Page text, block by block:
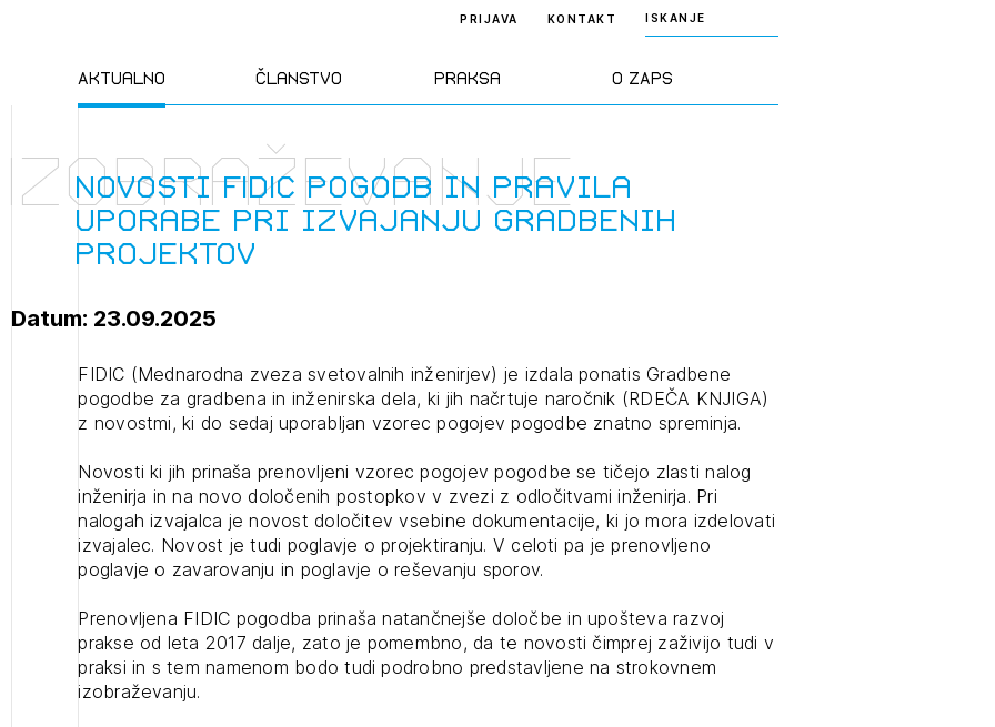
Aktualno Članstvo Praksa O ZAPS
PRIJAVA KONTAKT ISKANJE
Novice
Natečaji
Dogodki
Člani ZAPS
Kandidati za
Standard ZAPS
Pravila stroke
Opravljanje
dejavnosti
Sklepanje poslov
projektiranje
Za investitorje
Ekipa
Projekti
Knjižnica
dokumentov
Novosti FIDIC pogodb in pravila
uporabe pri izvajanju gradbenih
projektov
Izobraževanje
Datum: 23.09.2025
FIDIC (Mednarodna zveza svetovalnih inženirjev) je izdala ponatis Gradbene
pogodbe za gradbena in inženirska dela, ki jih načrtuje naročnik (RDEČA KNJIGA)
z novostmi, ki do sedaj uporabljan vzorec pogojev pogodbe znatno spreminja.
Novosti ki jih prinaša prenovljeni vzorec pogojev pogodbe se tičejo zlasti nalog
inženirja in na novo določenih postopkov v zvezi z odločitvami inženirja. Pri
nalogah izvajalca je novost določitev vsebine dokumentacije, ki jo mora izdelovati
izvajalec. Novost je tudi poglavje o projektiranju. V celoti pa je prenovljeno
poglavje o zavarovanju in poglavje o reševanju sporov.
Prenovljena FIDIC pogodba prinaša natančnejše določbe in upošteva razvoj
prakse od leta 2017 dalje, zato je pomembno, da te novosti čimprej zaživijo tudi v
praksi in s tem namenom bodo tudi podrobno predstavljene na strokovnem
izobraževanju.